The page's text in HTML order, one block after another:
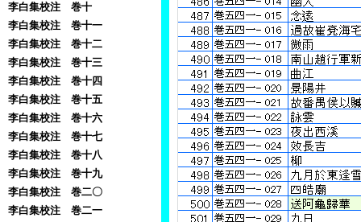
李白集校注 巻十
李白集校注 巻十一
李白集校注 巻十二
李白集校注 巻十三
李白集校注 巻十四
李白集校注 巻十五
李白集校注 巻十六
李白集校注 巻十七
李白集校注 巻十八
李白集校注 巻十九
李白集校注 巻二〇
李白集校注 巻二一